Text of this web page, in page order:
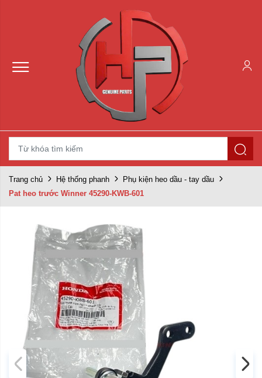
Trang chủ Hệ thống phanh
Phụ kiện heo dầu - tay dầu
Pat heo trước Winner 45290-KWB-601